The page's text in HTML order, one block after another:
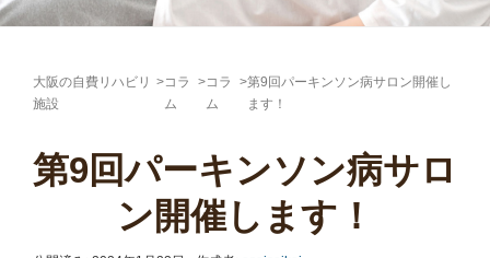
大阪の自費リハビリ
施設
>コラ
ム
>コラ
ム
>第9回パーキンソン病サロン開催し
ます！
第9回パーキンソン病サロ
ン開催します！